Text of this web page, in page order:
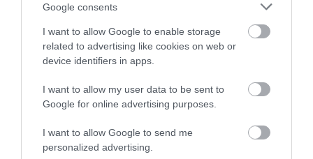
Google consents
I want to allow Google to enable storage
related to advertising like cookies on web or
device identifiers in apps.
I want to allow my user data to be sent to
Google for online advertising purposes.
I want to allow Google to send me
personalized advertising.
Προτεινόμενα άρθρα
Η Φιλαρμονική του Μουσικού Συλλόγου Άνδρου τίμησε
Απαράδεκτη εμπειρία στη Ραφήνα. Φωτογραφίες από